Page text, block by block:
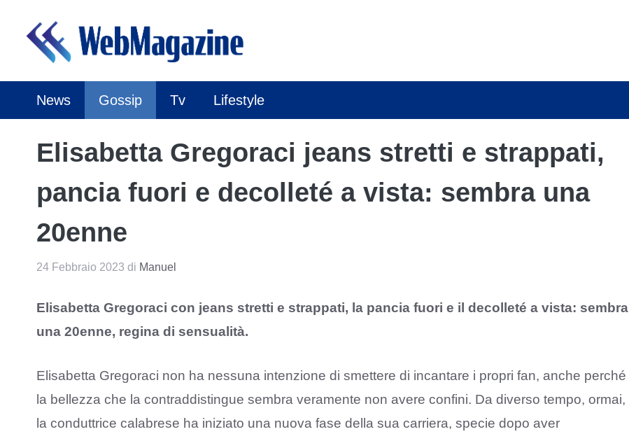
contenuto
News Gossip Tv Lifestyle
Elisabetta Gregoraci jeans stretti e strappati,
pancia fuori e decolleté a vista: sembra una
20enne
24 Febbraio 2023 di Manuel
Elisabetta Gregoraci con jeans stretti e strappati, la pancia fuori e il decolleté a vista: sembra
una 20enne, regina di sensualità.
Elisabetta Gregoraci non ha nessuna intenzione di smettere di incantare i propri fan, anche perché
la bellezza che la contraddistingue sembra veramente non avere confini. Da diverso tempo, ormai,
la conduttrice calabrese ha iniziato una nuova fase della sua carriera, specie dopo aver